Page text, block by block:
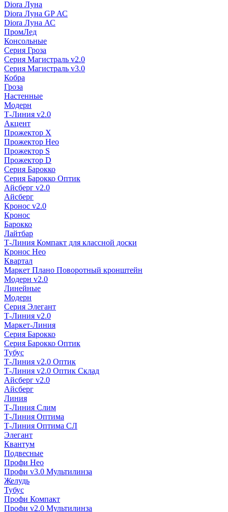
Diora Луна
Diora Луна GP АС
Diora Луна АС
ПромЛед
Консольные
Серия Гроза
Серия Магистраль v2.0
Серия Магистраль v3.0
Кобра
Гроза
Настенные
Модерн
Т-Линия v2.0
Акцент
Прожектор X
Прожектор Нео
Прожектор S
Прожектор D
Серия Барокко
Серия Барокко Оптик
Айсберг v2.0
Айсберг
Кронос v2.0
Кронос
Барокко
Лайтбар
Т-Линия Компакт для классной доски
Кронос Нео
Квартал
Маркет Плано Поворотный кронштейн
Модерн v2.0
Линейные
Модерн
Серия Элегант
Т-Линия v2.0
Маркет-Линия
Серия Барокко
Серия Барокко Оптик
Тубус
Т-Линия v2.0 Оптик
Т-Линия v2.0 Оптик Склад
Айсберг v2.0
Айсберг
Линия
Т-Линия Слим
Т-Линия Оптима
Т-Линия Оптима СЛ
Элегант
Квантум
Подвесные
Профи Нео
Профи v3.0 Мультилинза
Желудь
Тубус
Профи Компакт
Профи v2.0 Мультилинза